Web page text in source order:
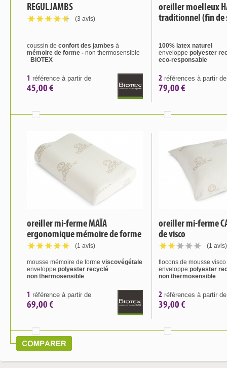
REGULJAMBS
(3 avis)
coussin de confort des jambes à
mémoire de forme - non thermosensible
- BIOTEX
1 référence à partir de
45,00 €
oreiller moelleux
traditionnel (fin de
100% latex naturel
enveloppe polyester
eco-responsable
2 références à partir de
79,00 €
oreiller mi-ferme MAÏA
ergonomique mémoire de forme
(1 avis)
mousse mémoire de forme viscovégétale
enveloppe polyester recyclé
non thermosensible
1 référence à partir de
69,00 €
oreiller mi-ferme
de visco
(1 avis)
flocons de mousse
enveloppe polyester
non thermosensible
2 références à partir de
39,00 €